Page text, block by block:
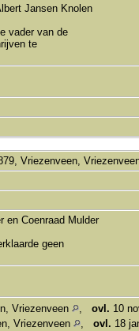
Jansen Knolen
vader van de
te
Vriezenveen,
en Coenraad Mulder
geen
Vriezenveen , ovl. 10
Vriezenveen , ovl. 18